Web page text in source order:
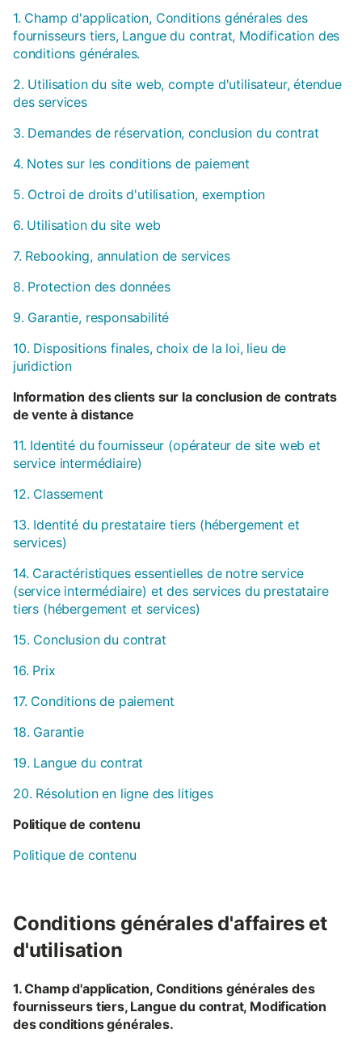
1. Champ d'application, Conditions générales des
fournisseurs tiers, Langue du contrat, Modification des
conditions générales.
2. Utilisation du site web, compte d'utilisateur, étendue
des services
3. Demandes de réservation, conclusion du contrat
4. Notes sur les conditions de paiement
5. Octroi de droits d'utilisation, exemption
6. Utilisation du site web
7. Rebooking, annulation de services
8. Protection des données
9. Garantie, responsabilité
10. Dispositions finales, choix de la loi, lieu de
juridiction
Information des clients sur la conclusion de contrats
de vente à distance
11. Identité du fournisseur (opérateur de site web et
service intermédiaire)
12. Classement
13. Identité du prestataire tiers (hébergement et
services)
14. Caractéristiques essentielles de notre service
(service intermédiaire) et des services du prestataire
tiers (hébergement et services)
15. Conclusion du contrat
16. Prix
17. Conditions de paiement
18. Garantie
19. Langue du contrat
20. Résolution en ligne des litiges
Politique de contenu
Politique de contenu
Conditions générales d'affaires et
d'utilisation
1. Champ d'application, Conditions générales des
fournisseurs tiers, Langue du contrat, Modification
des conditions générales.